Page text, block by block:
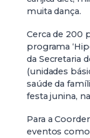
muita dança.
Cerca de 200
programa
da Secretaria
(unidades
saúde da
festa junina,
Para a
eventos